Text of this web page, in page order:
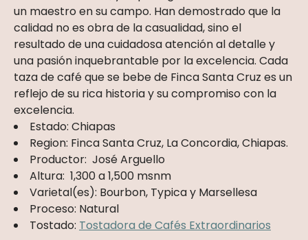
un maestro en su campo. Han demostrado que la
calidad no es obra de la casualidad, sino el
resultado de una cuidadosa atención al detalle y
una pasión inquebrantable por la excelencia. Cada
taza de café que se bebe de Finca Santa Cruz es un
reflejo de su rica historia y su compromiso con la
excelencia.
Estado: Chiapas
Region: Finca Santa Cruz, La Concordia, Chiapas.
Productor: José Arguello
Altura: 1,300 a 1,500 msnm
Varietal(es): Bourbon, Typica y Marsellesa
Proceso: Natural
Tostado: Tostadora de Cafés Extraordinarios